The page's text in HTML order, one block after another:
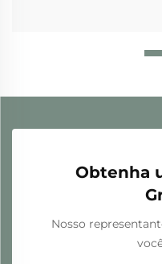
Obtenha
Nosso